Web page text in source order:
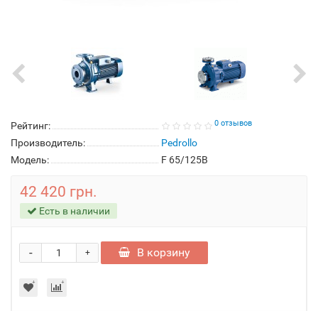
Рейтинг: 0 отзывов
Производитель:
Pedrollo
Модель:
F 65/125B
42 420 грн.
Есть в наличии
+
- В корзину